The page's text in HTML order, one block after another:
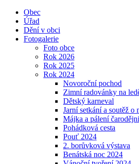
Obec
Úřad
Dění v obci
Fotogalerie
Foto obce
Rok 2026
Rok 2025
Rok 2024
Novoroční pochod
Zimní radovánky na
Dětský karneval
Jarní setkání a soutěž o
Májka a pálení
Pohádková cesta
Pouť 2024
2. borůvková výstava
Benátská noc 2024